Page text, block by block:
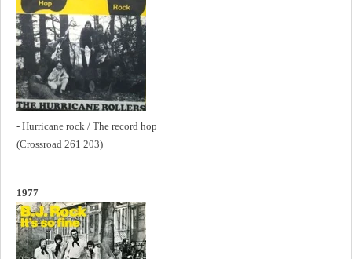
- Hurricane rock / The record hop
(Crossroad 261 203)
1977